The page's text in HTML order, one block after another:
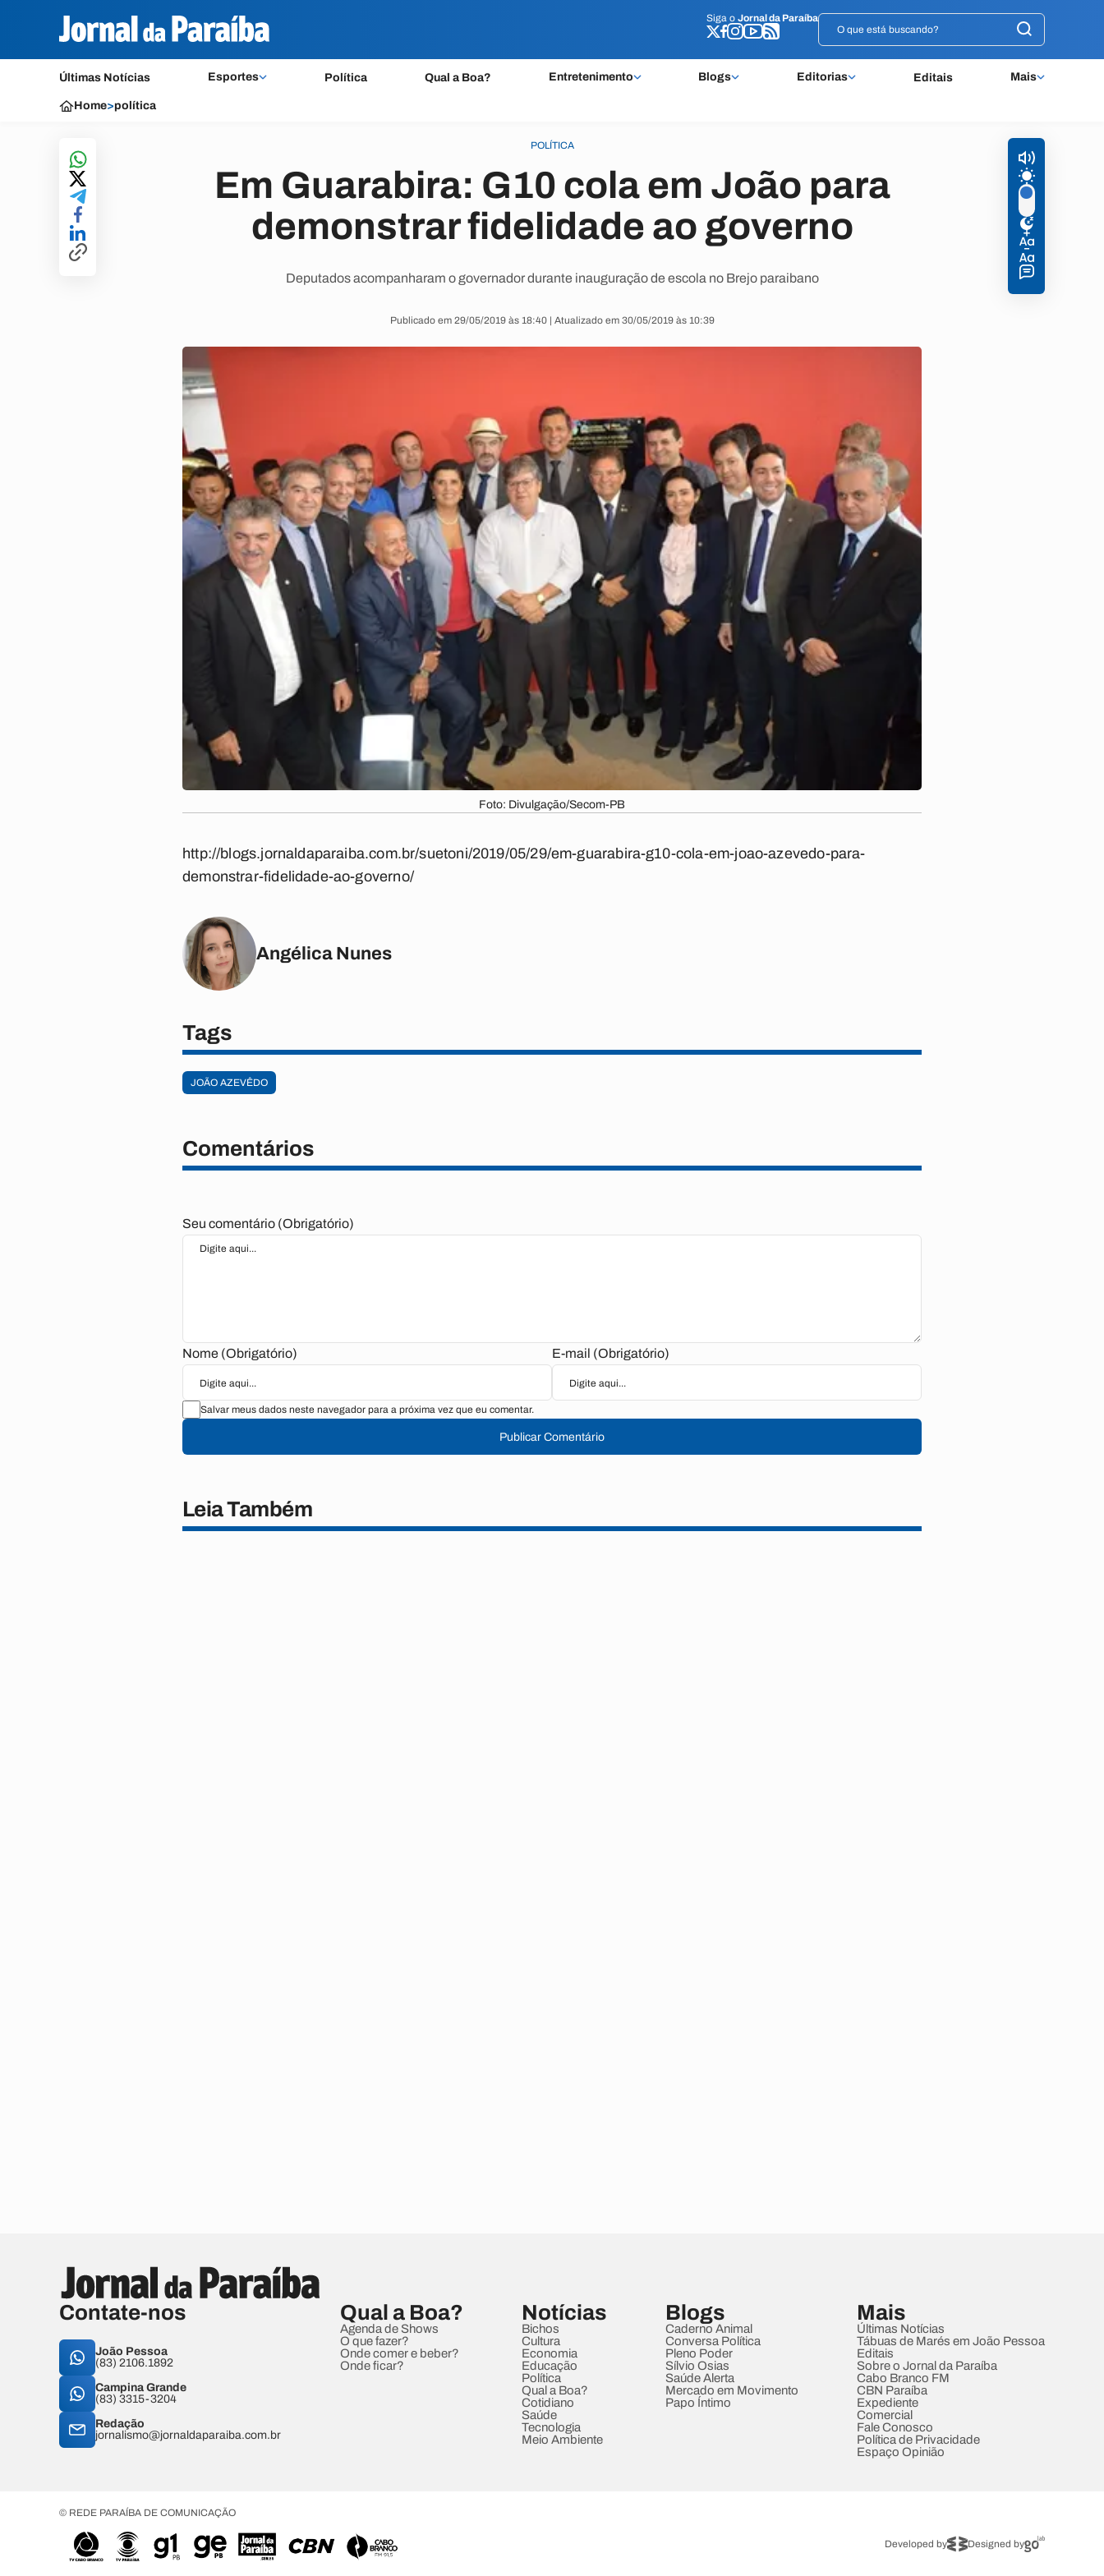
Siga o Jornal da Paraíba
Últimas Notícias Esportes Política Qual a Boa? Entretenimento Blogs Editorias Editais Mais
Siga o Jornal da Paraíba
Home>política
POLÍTICA
Em Guarabira: G10 cola em João para
demonstrar fidelidade ao governo
Deputados acompanharam o governador durante inauguração de escola no Brejo paraibano
Publicado em 29/05/2019 às 18:40 | Atualizado em 30/05/2019 às 10:39
Foto: Divulgação/Secom-PB
http://blogs.jornaldaparaiba.com.br/suetoni/2019/05/29/em-guarabira-g10-cola-em-joao-azevedo-para-
demonstrar-fidelidade-ao-governo/
Angélica Nunes
Tags
JOÃO AZEVÊDO
Comentários
Seu comentário (Obrigatório)
Nome (Obrigatório) E-mail (Obrigatório)
Salvar meus dados neste navegador para a próxima vez que eu comentar.
Publicar Comentário
Leia Também
Contate-nos
João Pessoa
(83) 2106.1892
Campina Grande
(83) 3315-3204
Redação
jornalismo@jornaldaparaiba.com.br
Qual a Boa?
Agenda de Shows
O que fazer?
Onde comer e beber?
Onde ficar?
Notícias
Bichos
Cultura
Economia
Educação
Política
Qual a Boa?
Cotidiano
Saúde
Tecnologia
Meio Ambiente
Blogs
Caderno Animal
Conversa Política
Pleno Poder
Sílvio Osias
Saúde Alerta
Mercado em Movimento
Papo Íntimo
Mais
Últimas Notícias
Tábuas de Marés em João Pessoa
Editais
Sobre o Jornal da Paraíba
Cabo Branco FM
CBN Paraíba
Expediente
Comercial
Fale Conosco
Política de Privacidade
Espaço Opinião
© REDE PARAÍBA DE COMUNICAÇÃO
Developed by Designed by